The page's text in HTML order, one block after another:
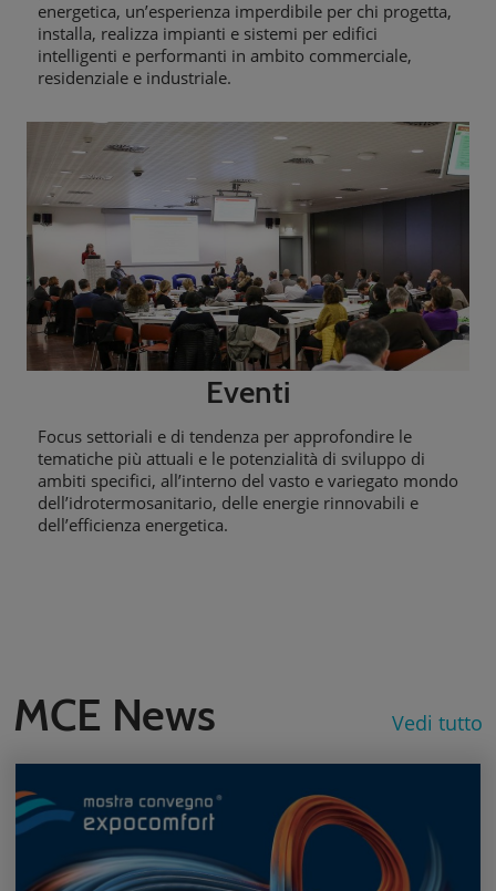
energetica, un’esperienza imperdibile per chi progetta,
installa, realizza impianti e sistemi per edifici
intelligenti e performanti in ambito commerciale,
residenziale e industriale.
Eventi
Focus settoriali e di tendenza per approfondire le
tematiche più attuali e le potenzialità di sviluppo di
ambiti specifici, all’interno del vasto e variegato mondo
dell’idrotermosanitario, delle energie rinnovabili e
dell’efficienza energetica.
MCE News Vedi tutto